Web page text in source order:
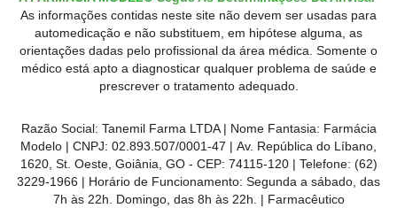
As informações contidas neste site não devem ser usadas para
automedicação e não substituem, em hipótese alguma, as
orientações dadas pelo profissional da área médica. Somente o
médico está apto a diagnosticar qualquer problema de saúde e
prescrever o tratamento adequado.
Razão Social: Tanemil Farma LTDA | Nome Fantasia: Farmácia
Modelo | CNPJ: 02.893.507/0001-47 | Av. República do Líbano,
1620, St. Oeste, Goiânia, GO - CEP: 74115-120 | Telefone: (62)
3229-1966 | Horário de Funcionamento: Segunda a sábado, das
7h às 22h. Domingo, das 8h às 22h. | Farmacêutico